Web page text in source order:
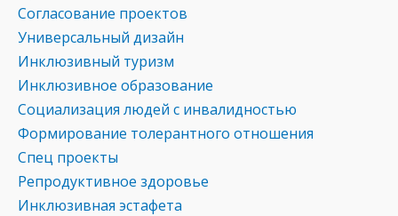
Согласование проектов
Универсальный дизайн
Инклюзивный туризм
Инклюзивное образование
Социализация людей с инвалидностью
Формирование толерантного отношения
Спец проекты
Репродуктивное здоровье
Инклюзивная эстафета